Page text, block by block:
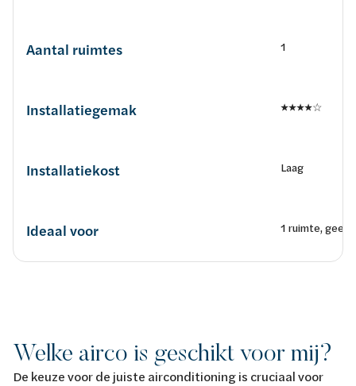
Aantal ruimtes 1
Installatiegemak ★★★★☆
Installatiekost Laag
Ideaal voor 1 ruimte, geen
Welke airco is geschikt voor mij?
De keuze voor de juiste airconditioning is cruciaal voor